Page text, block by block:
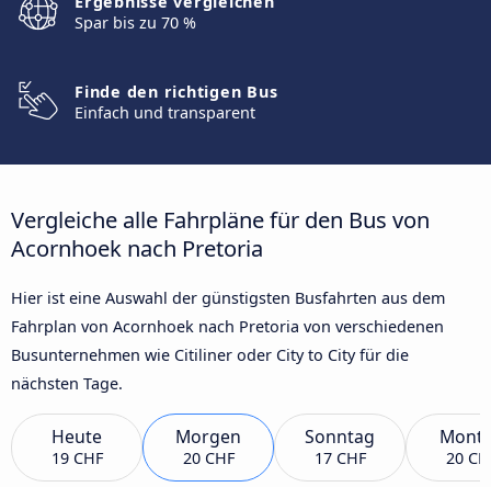
Spar bis zu 70 %
Finde den richtigen Bus
Einfach und transparent
Vergleiche alle Fahrpläne für den Bus von
Acornhoek nach Pretoria
Hier ist eine Auswahl der günstigsten Busfahrten aus dem
Fahrplan von Acornhoek nach Pretoria von verschiedenen
Busunternehmen wie Citiliner oder City to City für die
nächsten Tage.
Heute
19 CHF
Morgen
20 CHF
Sonntag
17 CHF 20